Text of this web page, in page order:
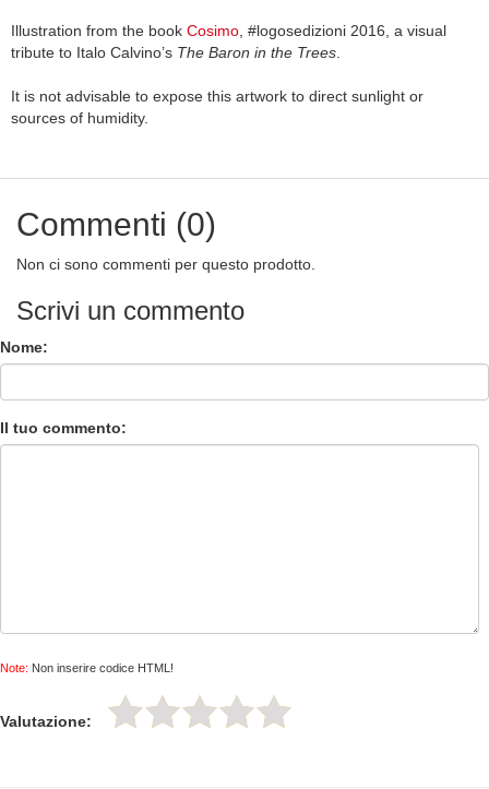
Illustration from the book Cosimo, #logosedizioni 2016, a visual
tribute to Italo Calvino’s The Baron in the Trees.
It is not advisable to expose this artwork to direct sunlight or
sources of humidity.
Commenti (0)
Non ci sono commenti per questo prodotto.
Scrivi un commento
Nome:
Il tuo commento:
Note: Non inserire codice HTML!
Valutazione: